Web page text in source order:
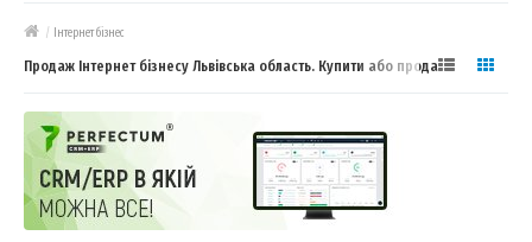
/ Інтернет бізнес
Продаж Інтернет бізнесу Львівська область. Купити або продати